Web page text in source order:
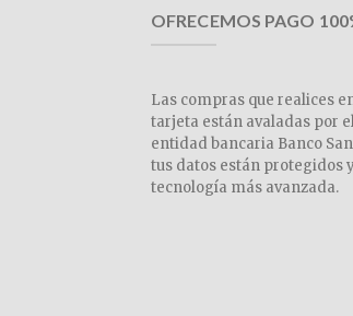
OFRECEMOS PAGO
Las compras que realices
tarjeta están avaladas por
entidad bancaria Banco
tus datos están protegidos
tecnología más avanzada.